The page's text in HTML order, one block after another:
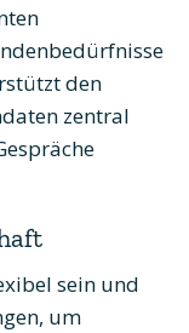
den
zentral
sein und
um